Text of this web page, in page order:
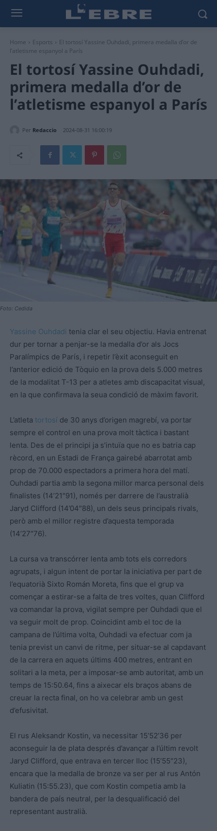
Home Esports
El tortosí Yassine Ouhdadi, primera medalla d’or de
l’atletisme espanyol a París
El tortosí Yassine Ouhdadi,
primera medalla d’or de
l’atletisme espanyol a París
Per Redaccio 2024-08-31 16:00:19
Foto: Cedida
Yassine Ouhdadi tenia clar el seu objectiu. Havia entrenat
dur per tornar a penjar-se la medalla d’or als Jocs
Paralímpics de París, i repetir l’èxit aconseguit en
l’anterior edició de Tòquio en la prova dels 5.000 metres
de la modalitat T-13 per a atletes amb discapacitat visual,
en la que confirmava la seua condició de màxim favorit.
L’atleta tortosí de 30 anys d’origen magrebí, va portar
sempre el control en una prova molt tàctica i bastant
lenta. Des de el principi ja s’intuïa que no es batria cap
rècord, en un Estadi de França gairebé abarrotat amb
prop de 70.000 espectadors a primera hora del matí.
Ouhdadi partia amb la segona millor marca personal dels
finalistes (14’21″91), només per darrere de l’australià
Jaryd Clifford (14’04″88), un dels seus principals rivals,
però amb el millor registre d’aquesta temporada
(14’27″76).
La cursa va transcórrer lenta amb tots els corredors
agrupats, i algun intent de portar la iniciativa per part de
l’equatorià Sixto Román Moreta, fins que el grup va
començar a estirar-se a falta de tres voltes, quan Clifford
va comandar la prova, vigilat sempre per Ouhdadi que el
va seguir molt de prop. Coincidint amb el toc de la
campana de l’última volta, Ouhdadi va efectuar com ja
tenia previst un canvi de ritme, per situar-se al capdavant
de la carrera en aquets últims 400 metres, entrant en
solitari a la meta, per a imposar-se amb autoritat, amb un
temps de 15:50.64, fins a aixecar els braços abans de
creuar la recta final, on ho va celebrar amb un gest
d’efusivitat.
El rus Aleksandr Kostin, va necessitar 15’52’36 per
aconseguir la de plata després d’avançar a l’últim revolt
Jaryd Clifford, que entrava en tercer lloc (15’55″23),
encara que la medalla de bronze va ser per al rus Antón
Kuliatin (15:55.23), que com Kostin competia amb la
bandera de país neutral, per la desqualificació del
representant australià.